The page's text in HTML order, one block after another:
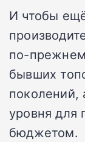
И чтобы
по-
бывших
поколений,
уровня для
бюджетом.